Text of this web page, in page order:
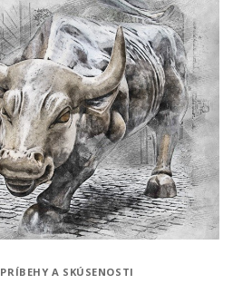
PRÍBEHY A SKÚSENOSTI